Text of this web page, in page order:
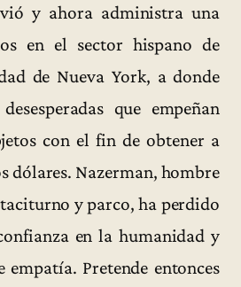
y ahora administra una
en el sector hispano de
de Nueva York, a donde
que empeñan
con el fin de obtener a
dólares. Nazerman, hombre
y parco, ha perdido
en la humanidad y
empatía. Pretende entonces